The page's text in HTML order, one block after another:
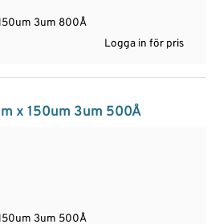
3um 800Å
Logga in för pris
x 150um 3um 500Å
3um 500Å